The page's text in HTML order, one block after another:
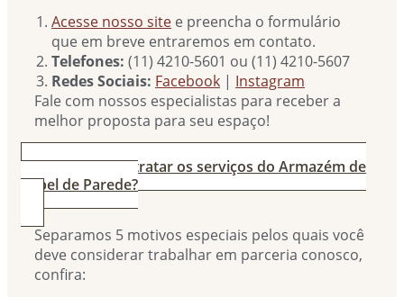
Acesse nosso site e preencha o formulário
que em breve entraremos em contato.
Telefones: (11) 4210-5601 ou (11) 4210-5607
Redes Sociais: Facebook | Instagram
Fale com nossos especialistas para receber a
melhor proposta para seu espaço!
3. Por que contratar os serviços do Armazém de
Papel de Parede?
Separamos 5 motivos especiais pelos quais você
deve considerar trabalhar em parceria conosco,
confira: